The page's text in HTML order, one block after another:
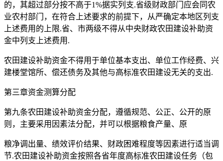
的，其超过部分按不高于1%据实列支.省级财政部门应会同农
业农村部门，在符合上述要求的前提下，从严确定本地区列支
上述费用的上限.省、市两级不得从中央财政农田建设补助资
金中列支上述费用.
农田建设补助资金不得用于单位基本支出、单位工作经费、兴
建楼堂馆所、偿还债务及其他与高标准农田建设无关的支出.
第三章资金测算分配
第九条农田建设补助资金分配，遵循规范、公正、公开的原
则，主要采用因素法分配，并可以根据粮食产量、原
粮净调出量、绩效评价结果、财政困难程度等因素进行适当调
节.农田建设补助资金按照各省年度高标准农田建设任务（包